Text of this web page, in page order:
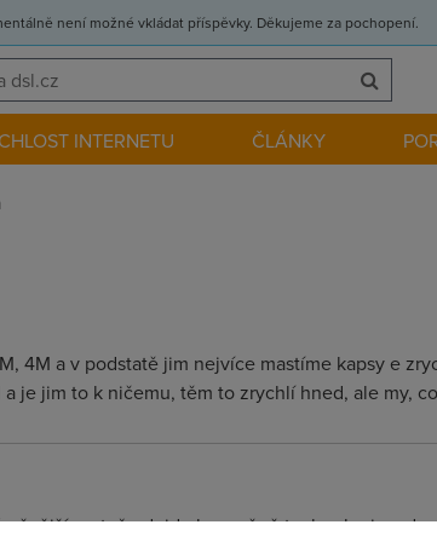
není možné vkládat příspěvky. Děkujeme za pochopení.
INTERNETU ČLÁNKY
4M a v podstatě jim nejvíce mastíme kapsy e
je jim to k ničemu, těm to zrychlí hned, ale my,
protože dojde ke změně technologie a